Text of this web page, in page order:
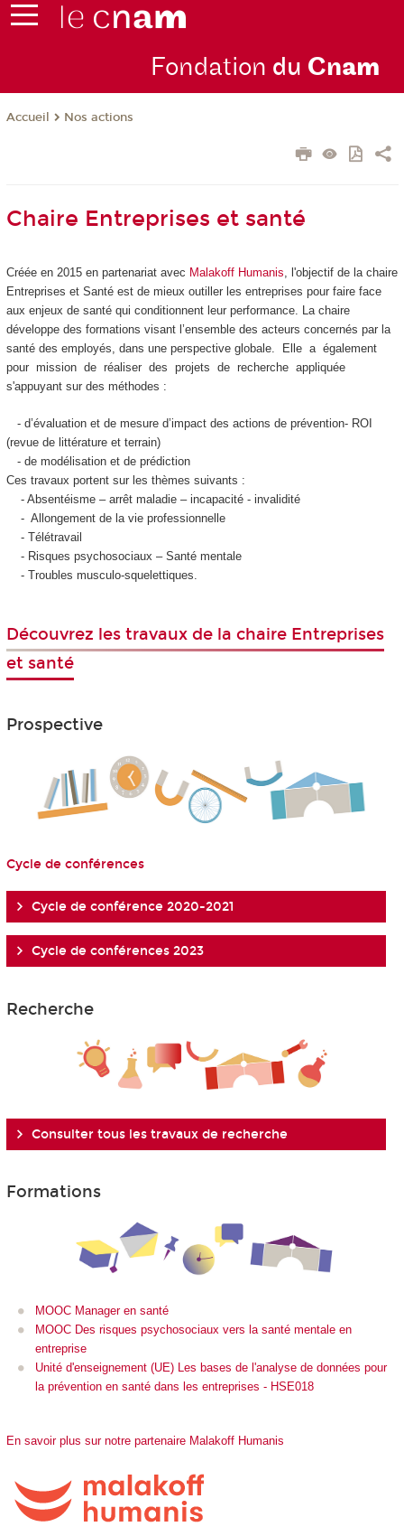
Fondation du Cnam
Accueil Nos actions
Chaire Entreprises et santé
Créée en 2015 en partenariat avec Malakoff Humanis, l'objectif de la chaire
Entreprises et Santé est de mieux outiller les entreprises pour faire face
aux enjeux de santé qui conditionnent leur performance. La chaire
développe des formations visant l’ensemble des acteurs concernés par la
santé des employés, dans une perspective globale. Elle a également
pour mission de réaliser des projets de recherche appliquée
s'appuyant sur des méthodes :
- d’évaluation et de mesure d’impact des actions de prévention- ROI
(revue de littérature et terrain)
- de modélisation et de prédiction
Ces travaux portent sur les thèmes suivants :
- Absentéisme – arrêt maladie – incapacité - invalidité
- Allongement de la vie professionnelle
- Télétravail
- Risques psychosociaux – Santé mentale
- Troubles musculo-squelettiques.
Découvrez les travaux de la chaire Entreprises
et santé
Prospective
Cycle de conférences
Cycle de conférence 2020-2021
Cycle de conférences 2023
Recherche
Consulter tous les travaux de recherche
Formations
MOOC Manager en santé
MOOC Des risques psychosociaux vers la santé mentale en
entreprise
Unité d'enseignement (UE) Les bases de l'analyse de données pour
la prévention en santé dans les entreprises - HSE018
En savoir plus sur notre partenaire Malakoff Humanis